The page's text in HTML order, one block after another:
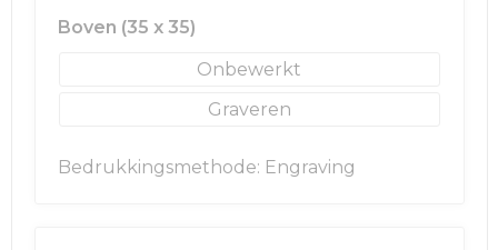
Boven (35 x 35)
Onbewerkt
Graveren
Bedrukkingsmethode: Engraving